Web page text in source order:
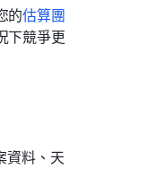
的估算團
下競爭更
資料、天